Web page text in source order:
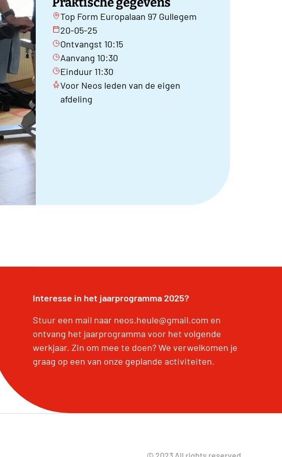
Top Form Europalaan 97 Gullegem
20-05-25
Ontvangst 10:15
Aanvang 10:30
Einduur 11:30
Voor Neos leden van de eigen
afdeling
Interesse in het jaarprogramma 2025?
Stuur een mail naar neos.heule@gmail.com en
ontvang het jaarprogramma voor het volgende
werkjaar. Zin om mee te doen? We verwelkomen je
graag op een van onze geplande activiteiten.